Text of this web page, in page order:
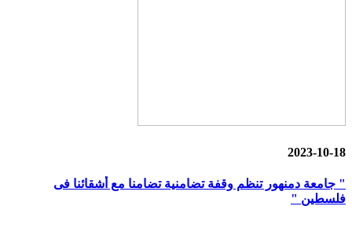
2023-10-18
" جامعة دمنهور تنظم وقفة تضامنية تضامنا مع أشقائنا فى
فلسطين "